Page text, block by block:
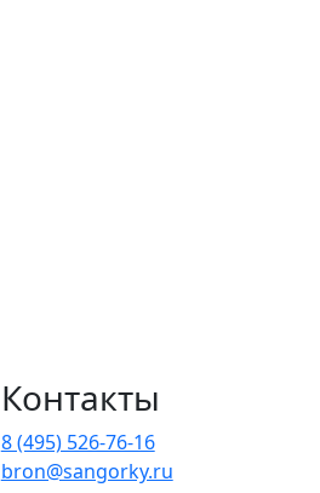
Контакты
8 (495) 526-76-16
bron@sangorky.ru